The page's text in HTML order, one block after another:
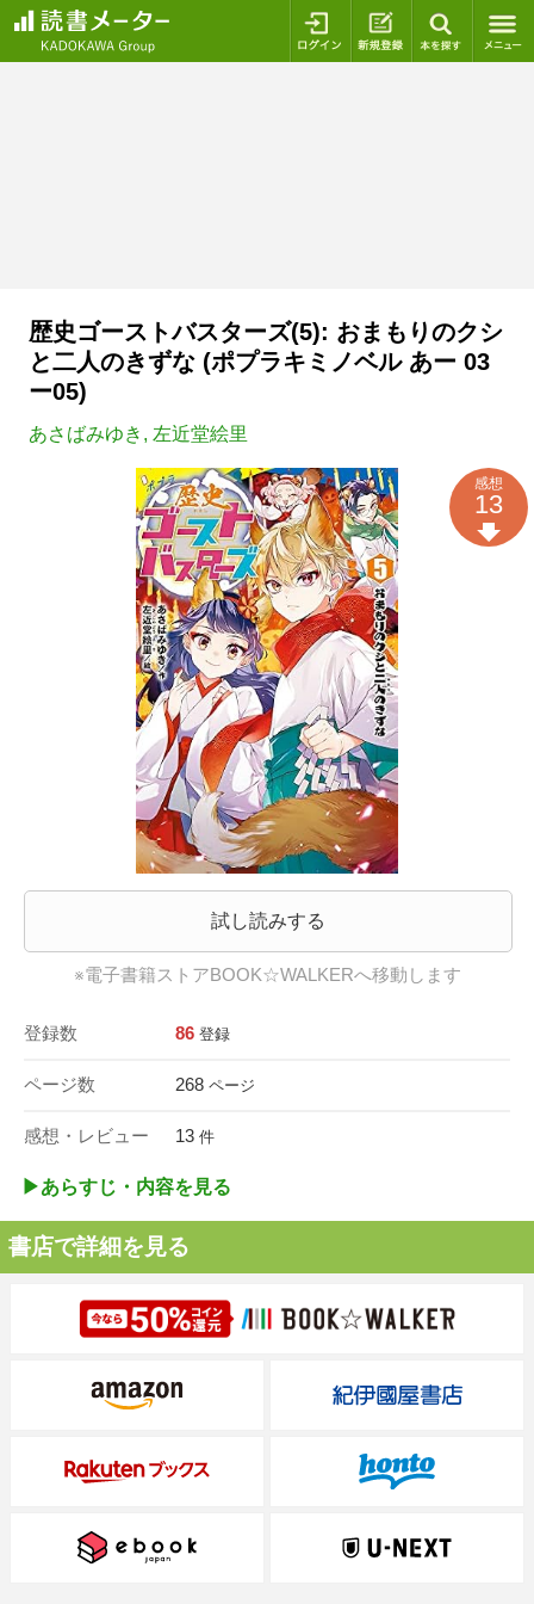
ログイン 新規登録
歴史ゴーストバスターズ(5): おまもりのクシ
と二人のきずな (ポプラキミノベル あー 03
ー05)
あさばみゆき , 左近堂絵里
試し読みする
※電子書籍ストアBOOK☆WALKERへ移動します
登録数 86 登録
ページ数 268 ページ
感想・レビュー 13 件
感想
13
▶︎あらすじ・内容を見る
書店で詳細を見る